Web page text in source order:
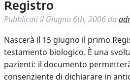
Registro
Pubblicati ilGiugno 6th, 2006 da
Nascerà il 15 giugno il primo
testamento biologico. È una
pazienti: il documento
consenziente di dichiarare in